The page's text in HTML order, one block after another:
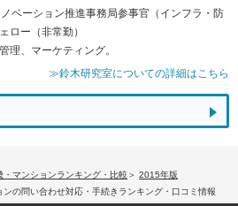
ベーション推進事務局参事官（インフラ・防
ロー（非常勤）
理、マーケティング。
≫鈴木研究室についての詳細はこちら
マンションランキング・比較
2015年版
の問い合わせ対応・手続きランキング・口コミ情報